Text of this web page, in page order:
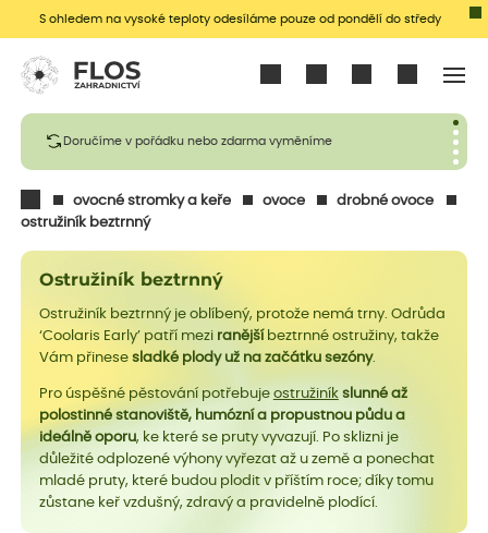
S ohledem na vysoké teploty odesíláme pouze od pondělí do středy
Doručíme v pořádku nebo zdarma vyměníme
ovocné stromky a keře ovoce
drobné ovoce
ostružiník beztrnný
Ostružiník beztrnný
Ostružiník beztrnný je oblíbený, protože nemá trny. Odrůda
‘Coolaris Early’ patří mezi ranějšíbeztrnné ostružiny, takže
Vám přinese sladké plody už na začátku sezóny.
Pro úspěšné pěstování potřebuje ostružiník slunné až
polostinné stanoviště, humózní a propustnou půdu a
ideálně oporu, ke které se pruty vyvazují. Po sklizni je
důležité odplozené výhony vyřezat až u země a ponechat
mladé pruty, které budou plodit v příštím roce; díky tomu
zůstane keř vzdušný, zdravý a pravidelně plodící.